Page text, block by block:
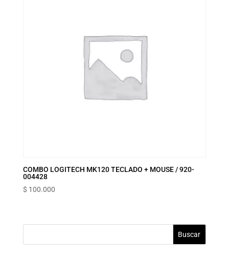
COMBO LOGITECH MK120 TECLADO + MOUSE / 920-
004428
$ 100.000
Buscar